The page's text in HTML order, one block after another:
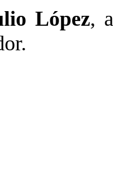
López,